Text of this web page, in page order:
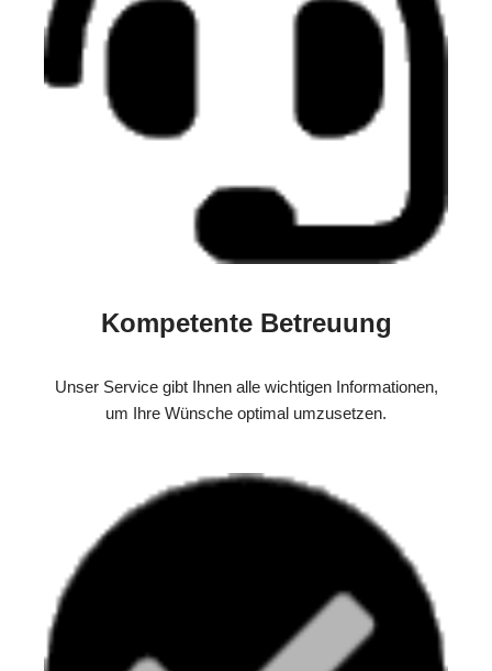
Kompetente Betreuung
Unser Service gibt Ihnen alle wichtigen Informationen,
um Ihre Wünsche optimal umzusetzen.